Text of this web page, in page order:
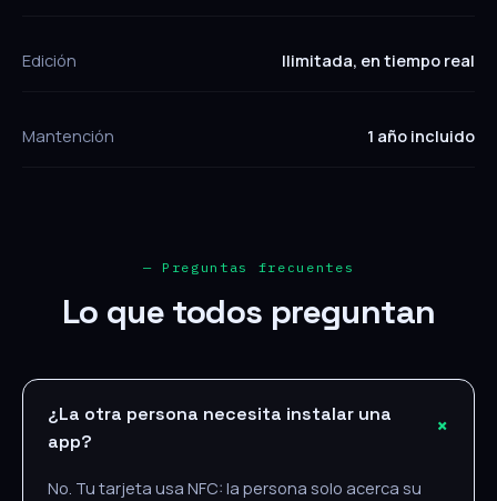
Edición Ilimitada, en tiempo real
Mantención 1 año incluido
— Preguntas frecuentes
Lo que todos preguntan
¿La otra persona necesita instalar una
app?
No. Tu tarjeta usa NFC: la persona solo acerca su